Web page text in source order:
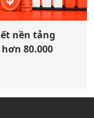
nền tảng
80.000